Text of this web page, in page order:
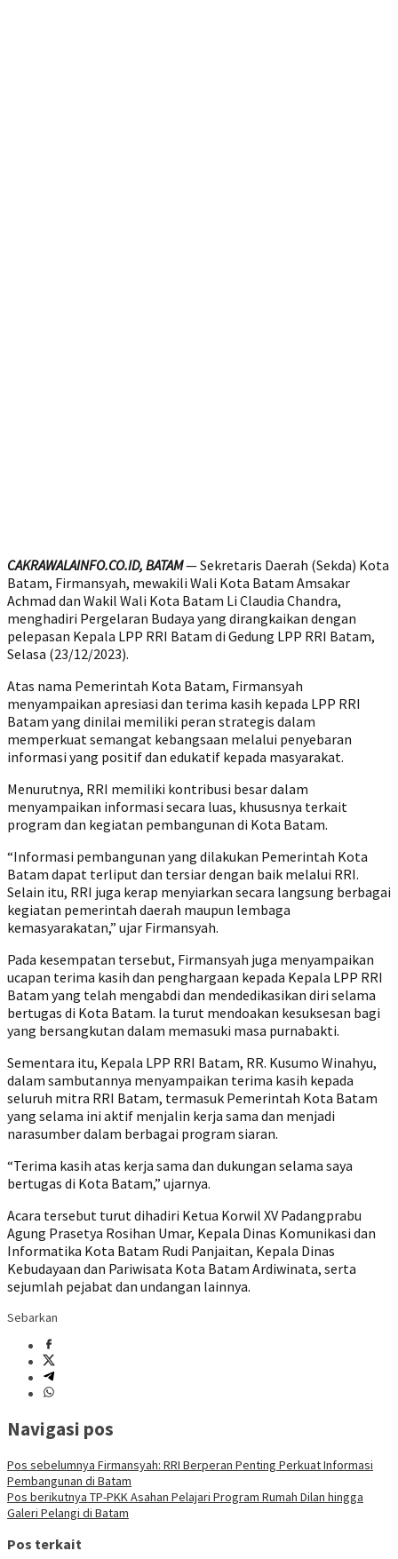
CAKRAWALAINFO.CO.ID, BATAM— Sekretaris Daerah (Sekda) Kota
Batam, Firmansyah, mewakili Wali Kota Batam Amsakar
Achmad dan Wakil Wali Kota Batam Li Claudia Chandra,
menghadiri Pergelaran Budaya yang dirangkaikan dengan
pelepasan Kepala LPP RRI Batam di Gedung LPP RRI Batam,
Selasa (23/12/2023).
Atas nama Pemerintah Kota Batam, Firmansyah
menyampaikan apresiasi dan terima kasih kepada LPP RRI
Batam yang dinilai memiliki peran strategis dalam
memperkuat semangat kebangsaan melalui penyebaran
informasi yang positif dan edukatif kepada masyarakat.
Menurutnya, RRI memiliki kontribusi besar dalam
menyampaikan informasi secara luas, khususnya terkait
program dan kegiatan pembangunan di Kota Batam.
“Informasi pembangunan yang dilakukan Pemerintah Kota
Batam dapat terliput dan tersiar dengan baik melalui RRI.
Selain itu, RRI juga kerap menyiarkan secara langsung berbagai
kegiatan pemerintah daerah maupun lembaga
kemasyarakatan,” ujar Firmansyah.
Pada kesempatan tersebut, Firmansyah juga menyampaikan
ucapan terima kasih dan penghargaan kepada Kepala LPP RRI
Batam yang telah mengabdi dan mendedikasikan diri selama
bertugas di Kota Batam. Ia turut mendoakan kesuksesan bagi
yang bersangkutan dalam memasuki masa purnabakti.
Sementara itu, Kepala LPP RRI Batam, RR. Kusumo Winahyu,
dalam sambutannya menyampaikan terima kasih kepada
seluruh mitra RRI Batam, termasuk Pemerintah Kota Batam
yang selama ini aktif menjalin kerja sama dan menjadi
narasumber dalam berbagai program siaran.
“Terima kasih atas kerja sama dan dukungan selama saya
bertugas di Kota Batam,” ujarnya.
Acara tersebut turut dihadiri Ketua Korwil XV Padangprabu
Agung Prasetya Rosihan Umar, Kepala Dinas Komunikasi dan
Informatika Kota Batam Rudi Panjaitan, Kepala Dinas
Kebudayaan dan Pariwisata Kota Batam Ardiwinata, serta
sejumlah pejabat dan undangan lainnya.
Sebarkan
Navigasi pos
Pos sebelumnya Firmansyah: RRI Berperan Penting Perkuat Informasi
Pembangunan di Batam
Pos berikutnya TP-PKK Asahan Pelajari Program Rumah Dilan hingga
Galeri Pelangi di Batam
Pos terkait